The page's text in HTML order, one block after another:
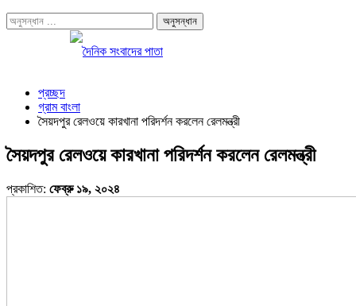
প্রচ্ছদ
গ্রাম বাংলা
সৈয়দপুর রেলওয়ে কারখানা পরিদর্শন করলেন রেলমন্ত্রী
সৈয়দপুর রেলওয়ে কারখানা পরিদর্শন করলেন রেলমন্ত্রী
প্রকাশিত: ফেব্রু ১৯, ২০২৪